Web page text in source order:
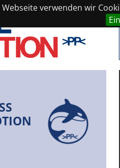
verwenden wir